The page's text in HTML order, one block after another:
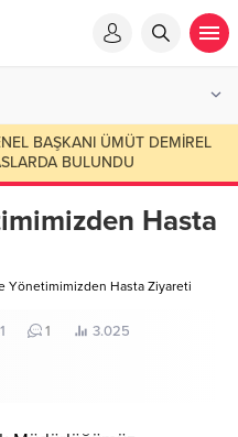
Sendika Aidatının İade
Hasta
Yönetimimizden Hasta Ziyareti
1 3.025